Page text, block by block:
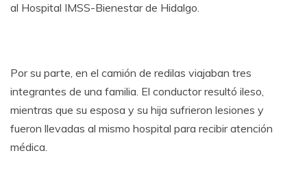
al Hospital IMSS-Bienestar de Hidalgo.
Por su parte, en el camión de redilas viajaban tres
integrantes de una familia. El conductor resultó ileso,
mientras que su esposa y su hija sufrieron lesiones y
fueron llevadas al mismo hospital para recibir atención
médica.